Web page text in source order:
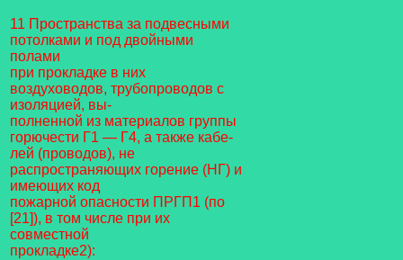
11 Пространства за подвесными
потолками и под двойными
полами
при прокладке в них
воздуховодов, трубопроводов с
изоляцией, вы-
полненной из материалов группы
горючести Г1 — Г4, а также кабе-
лей (проводов), не
распространяющих горение (НГ) и
имеющих код
пожарной опасности ПРГП1 (по
[21]), в том числе при их
совместной
прокладке2):